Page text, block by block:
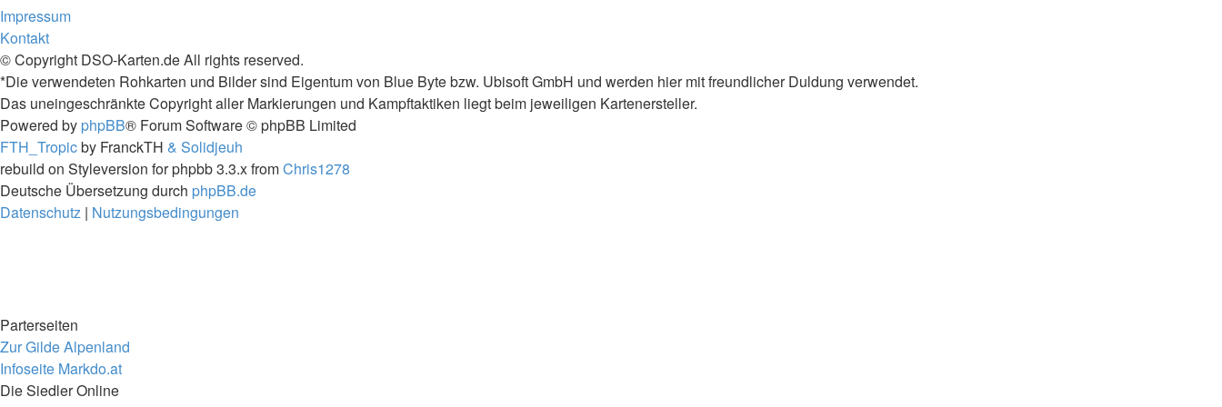
Impressum
Kontakt
© Copyright DSO-Karten.de All rights reserved.
*Die verwendeten Rohkarten und Bilder sind Eigentum von Blue Byte bzw. Ubisoft GmbH und werden hier mit freundlicher Duldung verwendet.
Das uneingeschränkte Copyright aller Markierungen und Kampftaktiken liegt beim jeweiligen Kartenersteller.
Powered by phpBB® Forum Software © phpBB Limited
FTH_Tropicby FranckTH & Solidjeuh
rebuild on Styleversion for phpbb 3.3.x fromChris1278
Deutsche Übersetzung durch phpBB.de
Datenschutz | Nutzungsbedingungen
Parterseiten
Zur Gilde Alpenland
Infoseite Markdo.at
Die Siedler Online